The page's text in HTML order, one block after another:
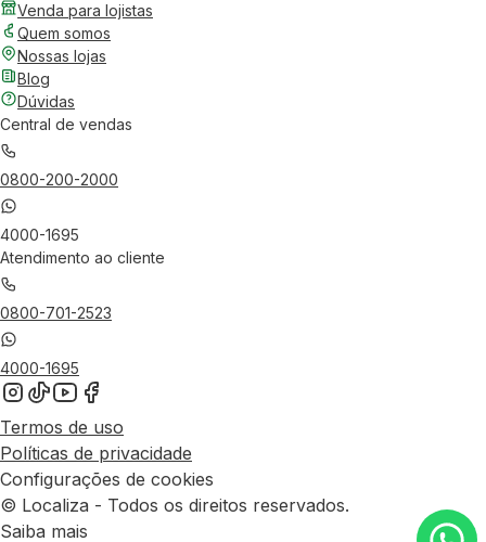
Venda para lojistas
Quem somos
Nossas lojas
Blog
Dúvidas
Central de vendas
0800-200-2000
4000-1695
Atendimento ao cliente
0800-701-2523
4000-1695
Termos de uso
Políticas de privacidade
Configurações de cookies
© Localiza - Todos os direitos reservados.
Saiba mais